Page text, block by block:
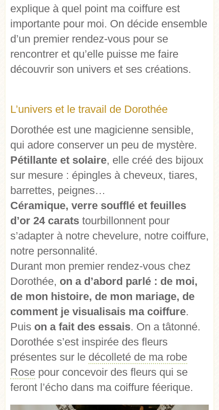
explique à quel point ma coiffure est
importante pour moi. On décide ensemble
d’un premier rendez-vous pour se
rencontrer et qu’elle puisse me faire
découvrir son univers et ses créations.
L’univers et le travail de Dorothée
Dorothée est une magicienne sensible,
qui adore conserver un peu de mystère.
Pétillante et solaire, elle créé des bijoux
sur mesure : épingles à cheveux, tiares,
barrettes, peignes…
Céramique, verre soufflé et feuilles
d’or 24 carats tourbillonnent pour
s’adapter à notre chevelure, notre coiffure,
notre personnalité.
Durant mon premier rendez-vous chez
Dorothée, on a d’abord parlé : de moi,
de mon histoire, de mon mariage, de
comment je visualisais ma coiffure.
Puis on a fait des essais. On a tâtonné.
Dorothée s’est inspirée des fleurs
présentes sur le décolleté de ma robe
Rose pour concevoir des fleurs qui se
feront l’écho dans ma coiffure féerique.